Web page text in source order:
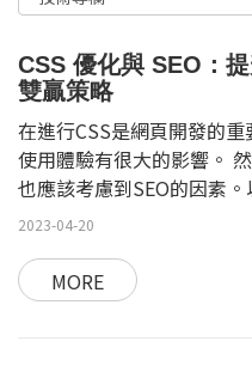
CSS 優化與 SEO：
雙贏策略
在進行CSS是網頁開發的
使用體驗有很大的影響。
也應該考慮到SEO的因素。
2023-04-20
MORE